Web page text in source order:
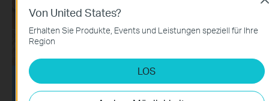
Kindersicherungen
Von United States?
Erhalten Sie Produkte, Events und Leistungen speziell für Ihre
Region
LOS
Notwendige Cookies
Diese Cookies sind zur Funktion der Website erforderlich und
können in Ihren Systemen nicht deaktiviert werden.
Analyse- und Marketing-Cookies
Analyse-Cookies ermöglichen es uns, Ihre Aktivitäten auf
unserer Website zu analysieren, um die Funktionsweise